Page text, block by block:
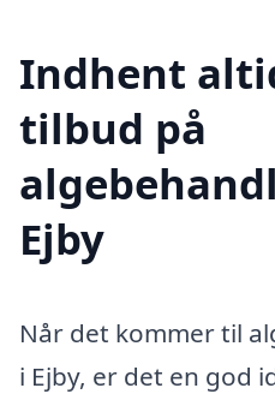
Indhent
tilbud på
Ejby
Når det kommer til
i Ejby, er det en god